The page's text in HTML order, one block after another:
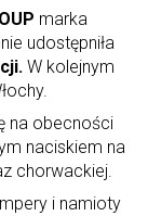
marka
udostępniła
W kolejnym
na obecności
naciskiem na
chorwackiej.
i namioty